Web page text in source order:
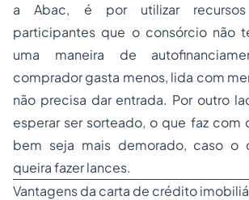
a Abac, é por utilizar
participantes que o consórcio não
uma maneira de
comprador gasta menos, lida com
não precisa dar entrada. Por outro
esperar ser sorteado, o que faz com
bem seja mais demorado, caso o
queira fazer lances.
Vantagens da carta de crédito